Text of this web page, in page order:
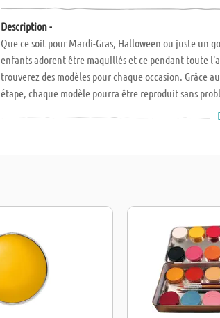
Description -
Que ce soit pour Mardi-Gras, Halloween ou juste un
enfants adorent être maquillés et ce pendant toute
trouverez des modèles pour chaque occasion. Grâce
étape, chaque modèle pourra être reproduit sans
x 26,5 cm. ATTENTION : Les livres sont uniquement